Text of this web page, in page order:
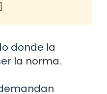
donde la
la norma.